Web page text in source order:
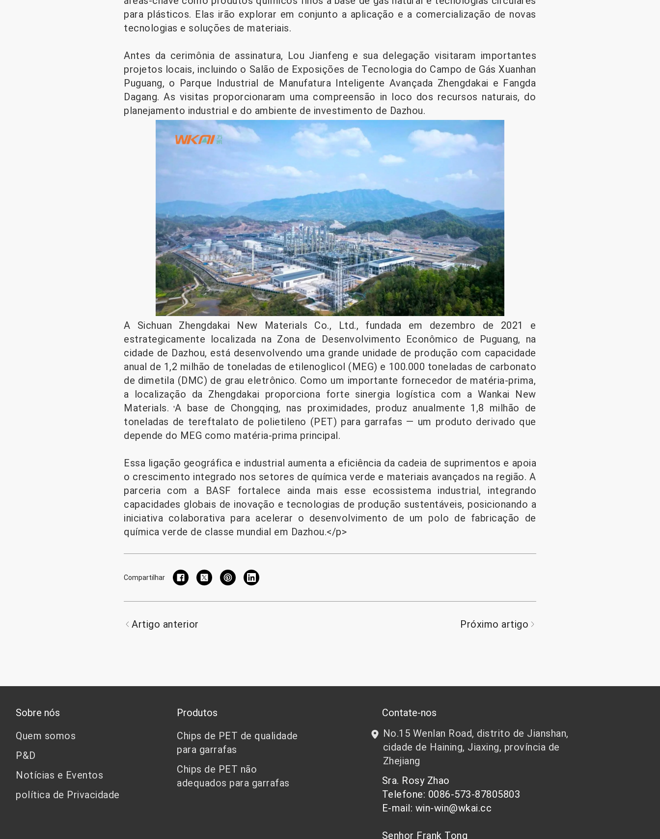
para plásticos. Elas irão explorar em conjunto a aplicação e a comercialização de novas
tecnologias e soluções de materiais.
Antes da cerimônia de assinatura, Lou Jianfeng e sua delegação visitaram importantes
projetos locais, incluindo o Salão de Exposições de Tecnologia do Campo de Gás Xuanhan
Puguang, o Parque Industrial de Manufatura Inteligente Avançada Zhengdakai e Fangda
Dagang. As visitas proporcionaram uma compreensão in loco dos recursos naturais, do
planejamento industrial e do ambiente de investimento de Dazhou.
A Sichuan Zhengdakai New Materials Co., Ltd., fundada em dezembro de 2021 e
estrategicamente localizada na Zona de Desenvolvimento Econômico de Puguang, na
cidade de Dazhou, está desenvolvendo uma grande unidade de produção com capacidade
anual de 1,2 milhão de toneladas de etilenoglicol (MEG) e 100.000 toneladas de carbonato
de dimetila (DMC) de grau eletrônico. Como um importante fornecedor de matéria-prima,
a localização da Zhengdakai proporciona forte sinergia logística com a Wankai New
Materials. 'A base de Chongqing, nas proximidades, produz anualmente 1,8 milhão de
toneladas de tereftalato de polietileno (PET) para garrafas — um produto derivado que
depende do MEG como matéria-prima principal.
Essa ligação geográfica e industrial aumenta a eficiência da cadeia de suprimentos e apoia
o crescimento integrado nos setores de química verde e materiais avançados na região. A
parceria com a BASF fortalece ainda mais esse ecossistema industrial, integrando
capacidades globais de inovação e tecnologias de produção sustentáveis, posicionando a
iniciativa colaborativa para acelerar o desenvolvimento de um polo de fabricação de
química verde de classe mundial em Dazhou.</p>
Compartilhar
Artigo anterior Próximo artigo
Sobre nós
Quem somos
P&D
Notícias e Eventos
política de Privacidade
Produtos
Chips de PET de qualidade
para garrafas
Chips de PET não
adequados para garrafas
Contate-nos
No.15 Wenlan Road, distrito de Jianshan,
cidade de Haining, Jiaxing, província de
Zhejiang
Sra. Rosy Zhao
Telefone: 0086-573-87805803
E-mail: win-win@wkai.cc
Senhor Frank Tong